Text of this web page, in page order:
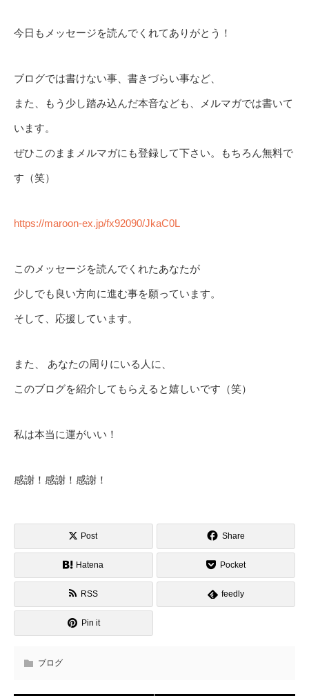
今日もメッセージを読んでくれてありがとう！
ブログでは書けない事、書きづらい事など、
また、もう少し踏み込んだ本音なども、メルマガでは書いて
います。
ぜひこのままメルマガにも登録して下さい。もちろん無料で
す（笑）
https://maroon-ex.jp/fx92090/JkaC0L
このメッセージを読んでくれたあなたが
少しでも良い方向に進む事を願っています。
そして、応援しています。
また、 あなたの周りにいる人に、
このブログを紹介してもらえると嬉しいです（笑）
私は本当に運がいい！
感謝！感謝！感謝！
Post Share
Hatena Pocket
RSS feedly
Pin it
ブログ